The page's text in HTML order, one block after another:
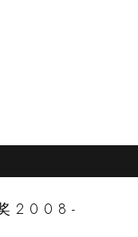
2008-